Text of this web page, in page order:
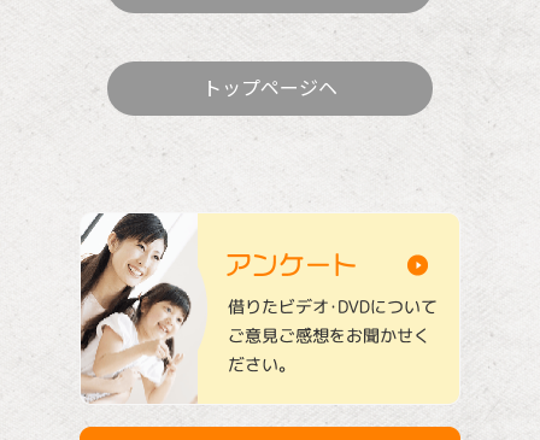
トップページヘ